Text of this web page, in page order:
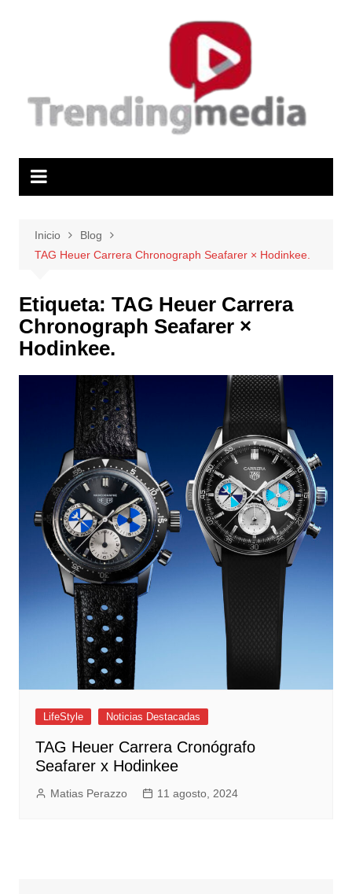
Inicio
Blog
TAG Heuer Carrera Chronograph Seafarer × Hodinkee.
Etiqueta: TAG Heuer Carrera
Chronograph Seafarer ×
Hodinkee.
LifeStyle Noticias Destacadas
TAG Heuer Carrera Cronógrafo
Seafarer x Hodinkee
Matias Perazzo 11 agosto, 2024